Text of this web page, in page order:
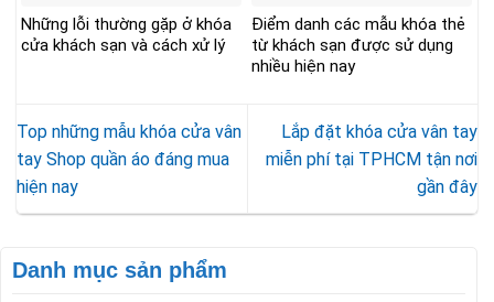
Những lỗi thường gặp ở khóa
cửa khách sạn và cách xử lý
Điểm danh các mẫu khóa thẻ
từ khách sạn được sử dụng
nhiều hiện nay
Top những mẫu khóa cửa vân
tay Shop quần áo đáng mua
hiện nay
Lắp đặt khóa cửa vân tay
miễn phí tại TPHCM tận nơi
gần đây
Danh mục sản phẩm